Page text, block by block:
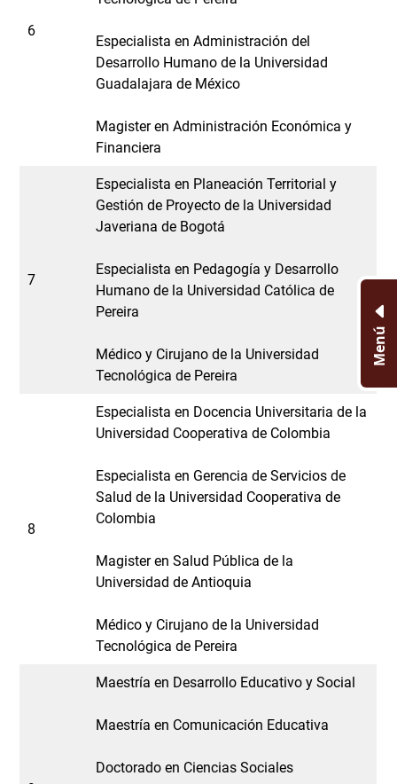
6
Especialista en Administración del
Desarrollo Humano de la Universidad
Guadalajara de México
Magister en Administración Económica y
Financiera
7
Especialista en Planeación Territorial y
Gestión de Proyecto de la Universidad
Javeriana de Bogotá
Especialista en Pedagogía y Desarrollo
Humano de la Universidad Católica de
Pereira
Médico y Cirujano de la Universidad
Tecnológica de Pereira
8
Especialista en Docencia Universitaria de la
Universidad Cooperativa de Colombia
Especialista en Gerencia de Servicios de
Salud de la Universidad Cooperativa de
Colombia
Magister en Salud Pública de la
Universidad de Antioquia
Médico y Cirujano de la Universidad
Tecnológica de Pereira
Maestría en Desarrollo Educativo y Social
Maestría en Comunicación Educativa
Doctorado en Ciencias Sociales
Menú